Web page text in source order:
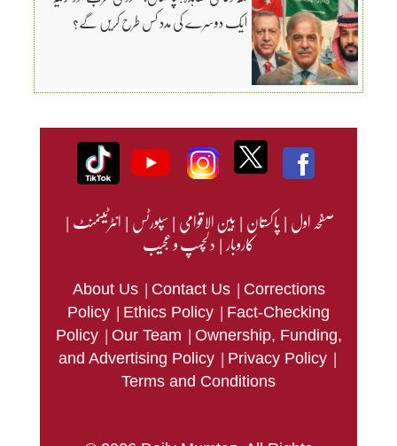
ایک دوسرے کی مدد کس طرح کریں گے؟
صفحہ اول|پاکستان|بین الاقوامی|سپورٹس|انٹرٹینمنٹ|
کاروبار|دلچسپ و عجیب
About Us | Contact Us | Corrections
Policy | Ethics Policy | Fact-Checking
Policy | Our Team | Ownership, Funding,
and Advertising Policy | Privacy Policy |
Terms and Conditions